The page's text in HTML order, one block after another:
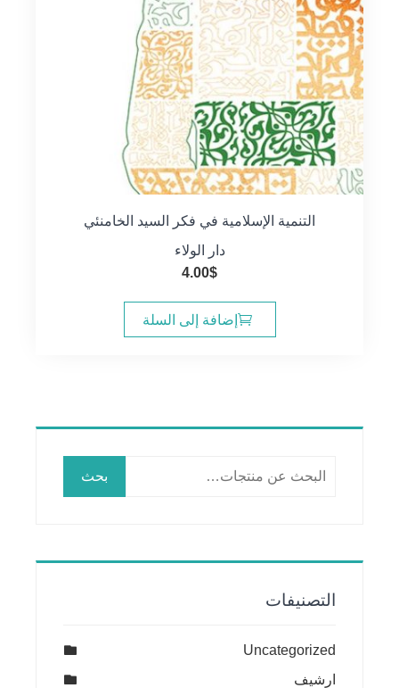
التنمية الإسلامية في فكر السيد الخامنئي
دار الولاء
4.00$
إضافة إلى السلة
بحث
التصنيفات
Uncategorized
ارشيف